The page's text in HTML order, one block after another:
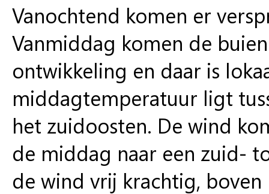
Vanochtend komen er
Vanmiddag komen de
ontwikkeling en daar is
middagtemperatuur ligt
het zuidoosten. De wind
de middag naar een zuid-
de wind vrij krachtig,